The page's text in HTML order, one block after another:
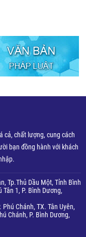
cả, chất lượng, cung cách
bạn đồng hành với khách
Tp.Thủ Dầu Một, Tỉnh Bình
1, P. Bình Dương,
Chánh, TX. Tân Uyên,
Chánh, P. Bình Dương,